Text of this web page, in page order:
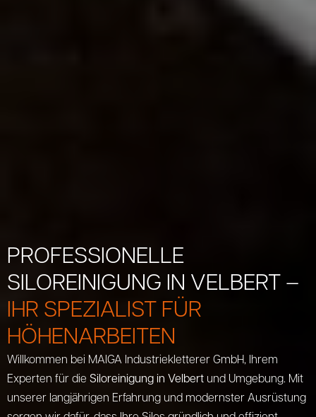
PROFESSIONELLE
SILOREINIGUNG IN VELBERT –
IHR SPEZIALIST FÜR
HÖHENARBEITEN
Willkommen bei MAIGA Industriekletterer GmbH, Ihrem
Experten für die Siloreinigung in Velbert und Umgebung. Mit
unserer langjährigen Erfahrung und modernster Ausrüstung